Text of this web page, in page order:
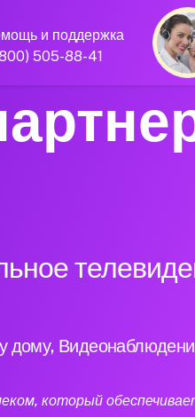
и поддержка
505-88-41
дому,
который